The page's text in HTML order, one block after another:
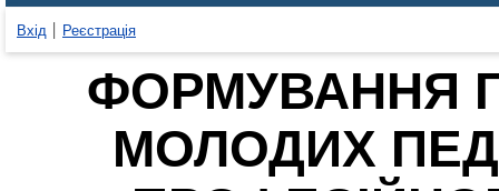
Вхід Реєстрація
ФОРМУВАННЯ
МОЛОДИХ